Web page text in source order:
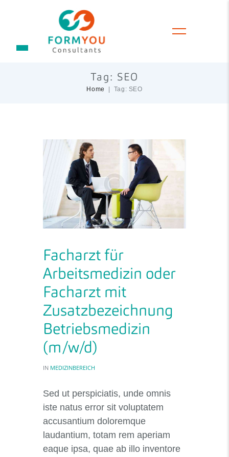
Tag: SEO
Home Tag: SEO
Facharzt für
Arbeitsmedizin oder
Facharzt mit
Zusatzbezeichnung
Betriebsmedizin
(m/w/d)
IN MEDIZINBEREICH
Sed ut perspiciatis, unde omnis
iste natus error sit voluptatem
accusantium doloremque
laudantium, totam rem aperiam
eaque ipsa, quae ab illo inventore